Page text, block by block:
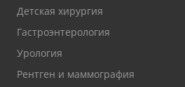
Детская хирургия
Гастроэнтерология
Урология
Рентген и маммография